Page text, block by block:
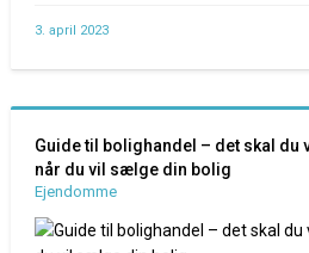
3. april 2023
Guide til bolighandel – det skal
når du vil sælge din bolig
Ejendomme